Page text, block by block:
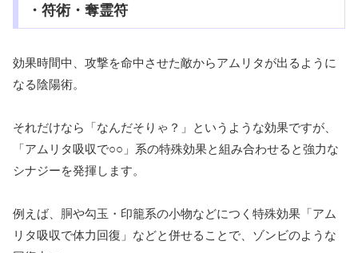
・符術・奪霊符
効果時間中、攻撃を命中させた敵からアムリタが出るように
なる陰陽術。
それだけなら「なんだそりゃ？」というような効果ですが、
「アムリタ吸収で○○」系の特殊効果と組み合わせると強力な
シナジーを発揮します。
例えば、胴や勾玉・印籠系の小物などにつく特殊効果「アム
リタ吸収で体力回復」などと併せることで、ゾンビのような